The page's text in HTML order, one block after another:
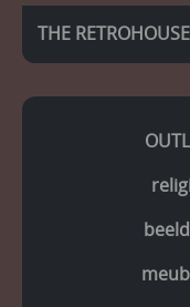
THE RETROHOUSE